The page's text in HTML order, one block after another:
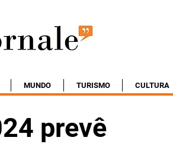
MUNDO TURISMO CULTURA
prevê